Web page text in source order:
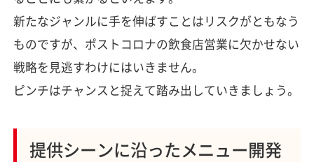
新たなジャンルに手を伸ばすことはリスクがともなう
ものですが、ポストコロナの飲食店営業に欠かせない
戦略を見逃すわけにはいきません。
ピンチはチャンスと捉えて踏み出していきましょう。
提供シーンに沿ったメニュー開発